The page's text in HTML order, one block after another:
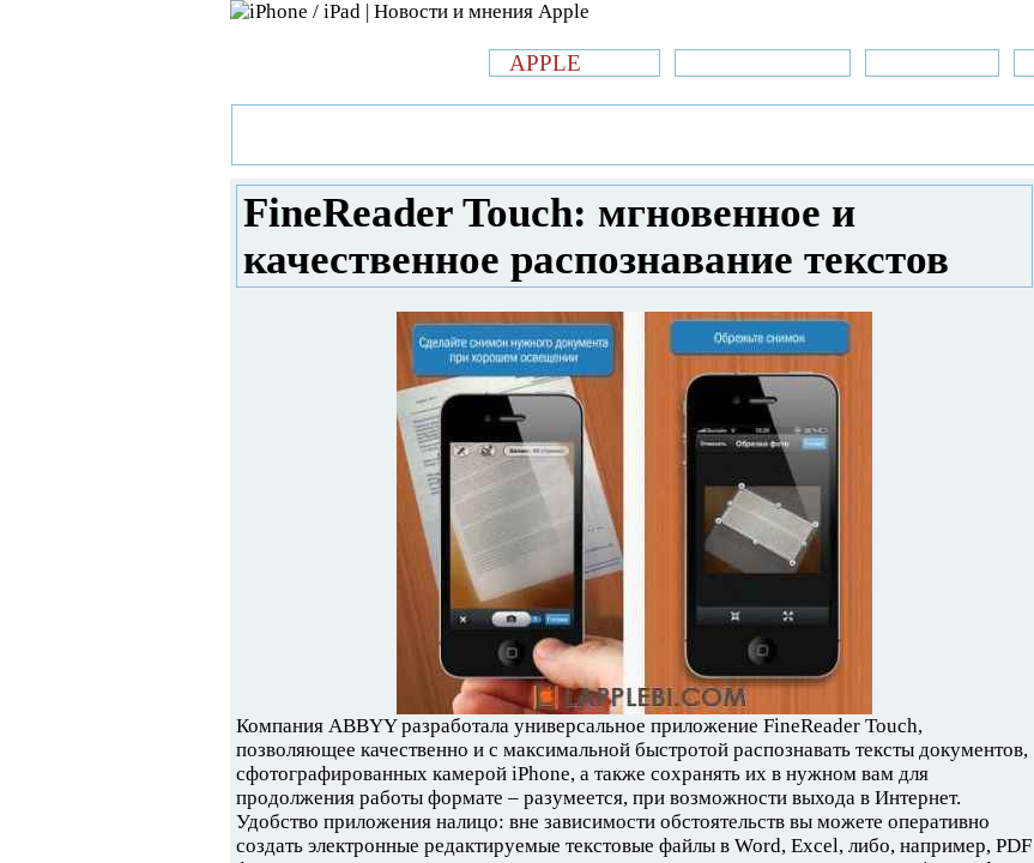
APPLE
FineReader Touch: мгновенное и
качественное распознавание текстов
Компания ABBYY разработала универсальное приложение FineReader Touch,
позволяющее качественно и с максимальной быстротой распознавать тексты документов,
сфотографированных камерой iPhone, а также сохранять их в нужном вам для
продолжения работы формате – разумеется, при возможности выхода в Интернет.
Удобство приложения налицо: вне зависимости обстоятельств вы можете оперативно
создать электронные редактируемые текстовые файлы в Word, Excel, либо, например, PDF